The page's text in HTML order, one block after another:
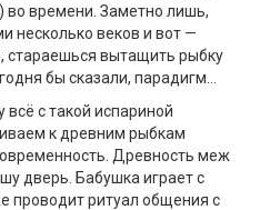
во времени. Заметно лишь,
несколько веков и вот —
стараешься вытащить рыбку
бы сказали, парадигм…
с такой испариной
к древним рыбкам
Древность меж
дверь. Бабушка играет с
проводит ритуал общения с